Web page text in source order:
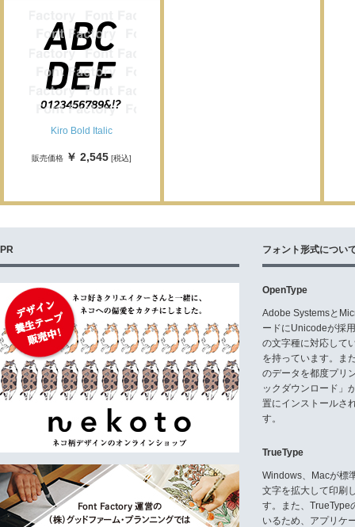
Kiro Bold Italic
販売価格 ￥ 2,545 [税込]
PR フォント形式につい
OpenType
Adobe Systemsと
ードにUnicodeが採
の文字種に対応して
を持っています。ま
のデータを都度プリ
ックダウンロード」
置にインストールさ
す。
TrueType
Windows、Macが標
文字を拡大して印刷
す。また、TrueType
いるため、アプリケ